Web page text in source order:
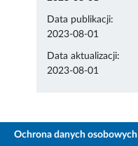
Data publikacji:
2023-08-01
Data aktualizacji:
2023-08-01
Ochrona danych osobowych